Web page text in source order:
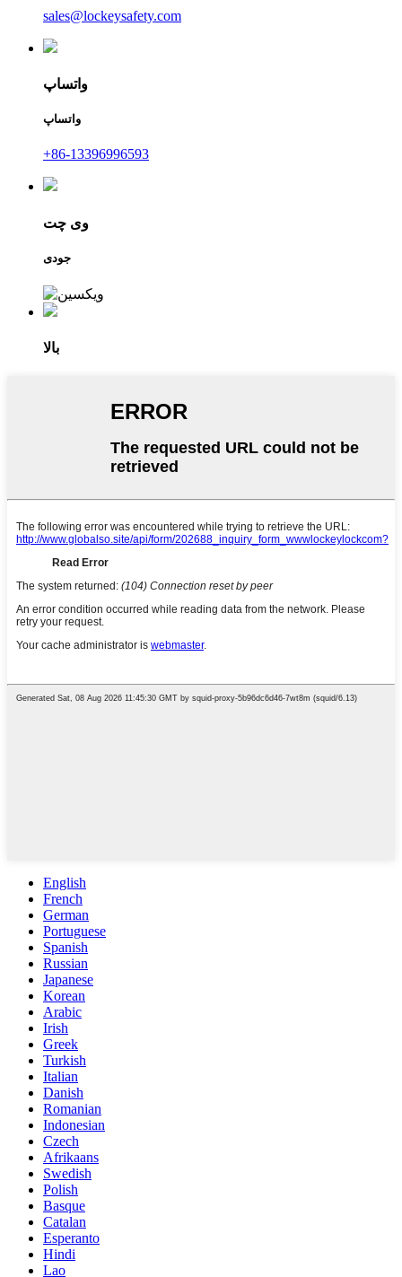
sales@lockeysafety.com
واتساپ
واتساپ
‎+86-13396996593‎
وی چت
جودی
بالا
English
French
German
Portuguese
Spanish
Russian
Japanese
Korean
Arabic
Irish
Greek
Turkish
Italian
Danish
Romanian
Indonesian
Czech
Afrikaans
Swedish
Polish
Basque
Catalan
Esperanto
Hindi
Lao